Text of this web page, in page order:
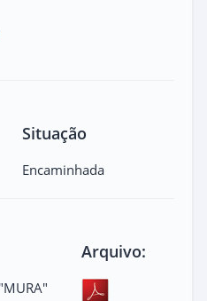
Situação
Encaminhada
Arquivo: